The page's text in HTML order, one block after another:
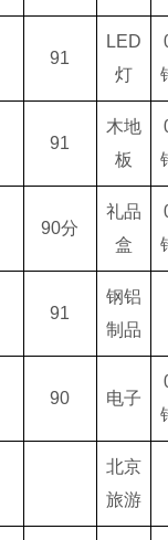
91
LED
灯
91
木地
板
90分
礼品
盒
91
钢铝
制品
90 电子
北京
旅游